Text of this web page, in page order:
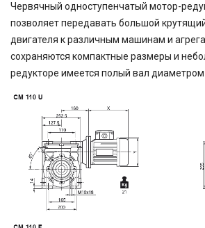
Червячный одноступенчатый мотор-
позволяет передавать большой
двигателя к различным машинам и
сохраняются компактные размеры и
редукторе имеется полый вал диаметром